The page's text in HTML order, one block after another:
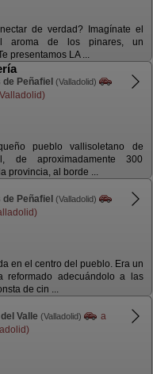
de verdad? Imagínate el
aroma de los pinares, un
presentamos LA ...
Peñafiel (Valladolid)
pueblo vallisoletano de
de aproximadamente 300
provincia, al borde ...
Peñafiel (Valladolid)
en el centro del pueblo. Era un
reformado adecuándolo a las
de cin ...
Valle (Valladolid)
a